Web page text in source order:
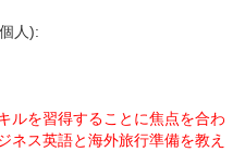
人):
ルを習得することに焦点を合わ
ネス英語と海外旅行準備を教え